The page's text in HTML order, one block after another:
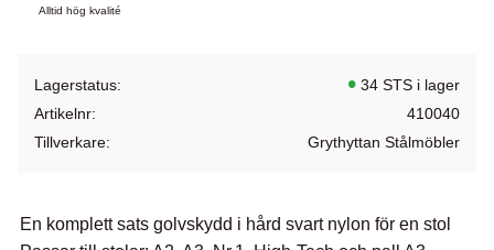
Alltid hög kvalité
Lagerstatus
34 STS i lager
Artikelnr
410040
Tillverkare
Grythyttan Stålmöbler
En komplett sats golvskydd i hård svart nylon för en stol